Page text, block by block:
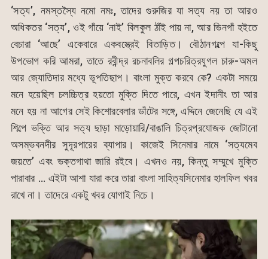
‘সত্য’, নমস্তস্যৈ নমো নমঃ, তাদের গুরুজির যা সত্য নয় তা আরও
অধিকতর ‘সত্য’, ওই গাঁয়ে ‘নাই’ বিলকুল ঠাঁই পায় না, আর ভিনগাঁ হইতে
বেচারা ‘আছে’ একেবারে একবস্ত্রেই বিতাড়িত। বৌঠানগল্পে যা-কিছু
উপভোগ করি আমরা, তাতে রবীন্দ্র রচনাবলির গল্পচরিত্রযুগল চারু-অমল
আর জ্যোতিদার মধ্যে ভূপতিছাপ। বাংলা মুক্ত করবে কে? একটা সময়ে
মনে হয়েছিল চলচ্চিত্র হয়তো মুক্তি দিতে পারে, এখন ইদানীং তা আর
মনে হয় না আগের সেই কিশোরবেলার ডাঁটের সঙ্গে, এদ্দিনে জেনেছি যে এই
শিল্পে ভক্তি আর সত্য ছাড়া মাড়োয়ারি/বাঙালি চিত্রপ্রযোজক জোটানো
অসম্ভবনদীর সুদূরপারের ব্যাপার। কাজেই সিনেমার নামে ‘সত্যমেব
জয়তে’ এবং ভক্তগাথা জারি রইবে। এখনও নয়, কিন্তু সম্মুখে মুক্তি
পারাবার … এইটা আশা যারা করে তারা বাংলা সাহিত্যসিনেমার হালফিল খবর
রাখে না। তাদেরে একটু খবর যোগাই নিচে।